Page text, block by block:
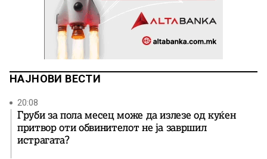
НАЈНОВИ ВЕСТИ
20:08
Груби за пола месец може да излезе од куќен
притвор оти обвинителот не ја завршил
истрагата?